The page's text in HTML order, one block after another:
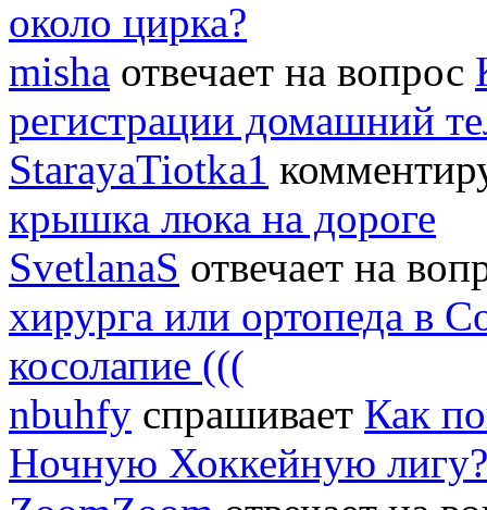
около цирка?
misha отвечает на вопрос
регистрации домашний
StarayaTiotka1
крышка люка на дороге
SvetlanaS отвечает на
хирурга или ортопеда в
косолапие (((
nbuhfy спрашивает Как
Ночную Хоккейную лигу?